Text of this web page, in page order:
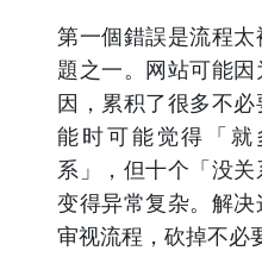
第一個錯誤是流程
題之一。网站可能
因，累积了很多不
能时可能觉得「
系」，但十个「没
变得异常复杂。解
审视流程，砍掉不必